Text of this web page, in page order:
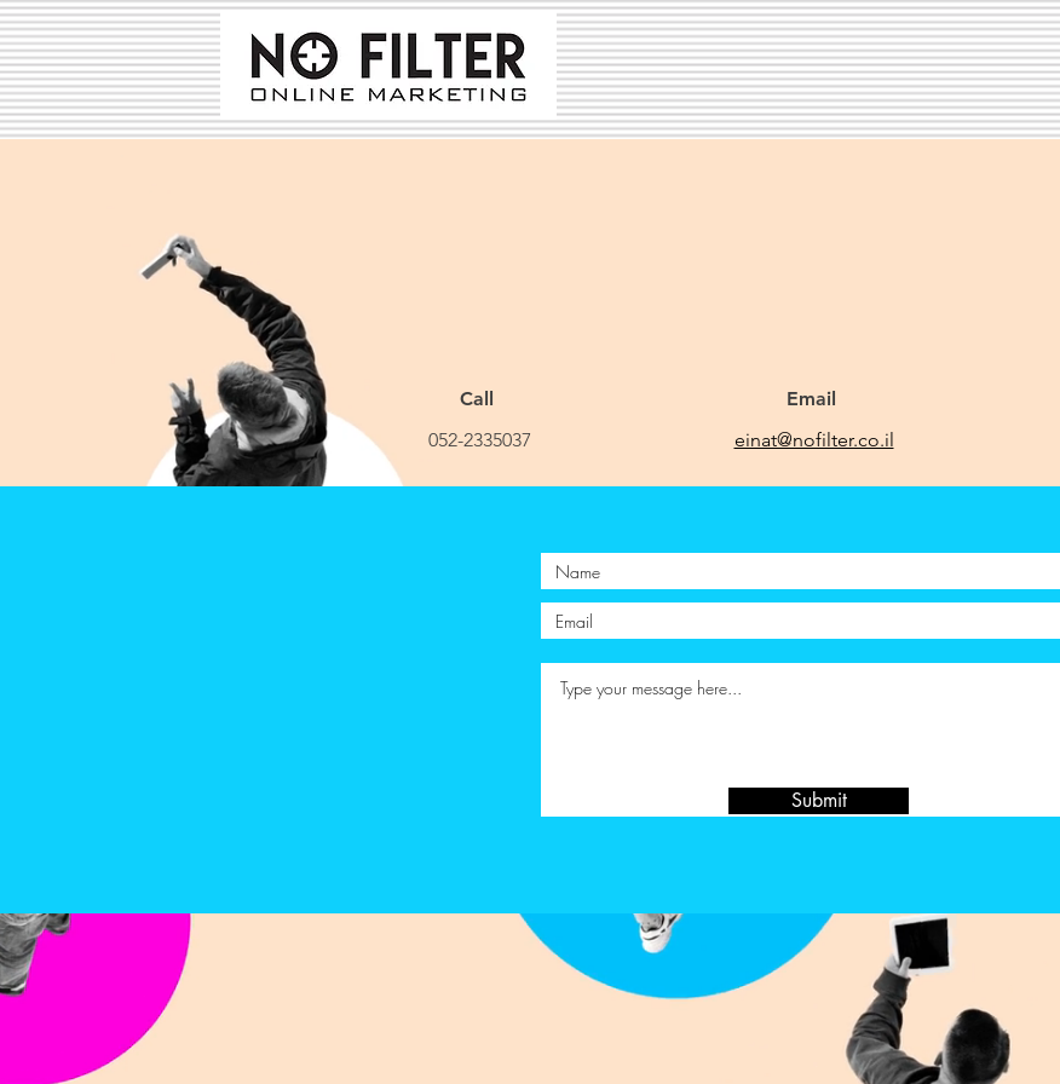
Call
052-2335037
Email
einat@nofilter.co.il
Submit